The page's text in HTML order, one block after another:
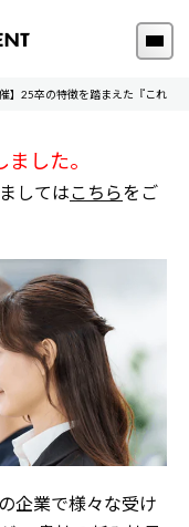
】25卒の特徴を踏まえた『これだ
した。
してはこちらをご
企業で様々な受け